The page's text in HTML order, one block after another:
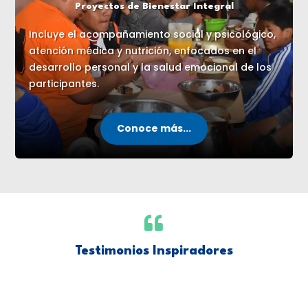
Proyectos de Bienestar Integral
Incluye el acompañamiento social y psicológico,
atención médica y nutrición, enfocados en el
desarrollo personal y la salud emocional de los
participantes.
Conoce más...

Testimonios Inspiradores